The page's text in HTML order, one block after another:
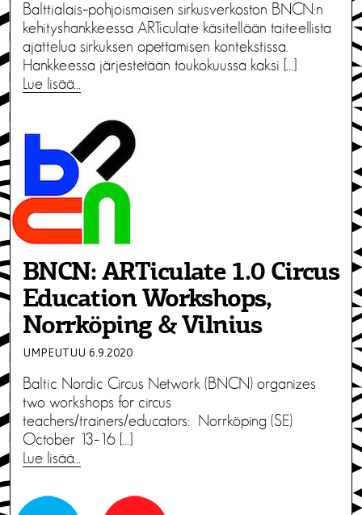
Balttialais–pohjoismaisen sirkusverkoston BNCN:n
kehityshankkeessa ARTiculate käsitellään taiteellista
ajattelua sirkuksen opettamisen kontekstissa.
Hankkeessa järjestetään toukokuussa kaksi […]
Lue lisää…
BNCN: ARTiculate 1.0 Circus
Education Workshops,
Norrköping & Vilnius
UMPEUTUU 6.9.2020
Baltic Nordic Circus Network (BNCN) organizes
two workshops for circus
teachers/trainers/educators: Norrköping (SE)
October 13–16 […]
Lue lisää…